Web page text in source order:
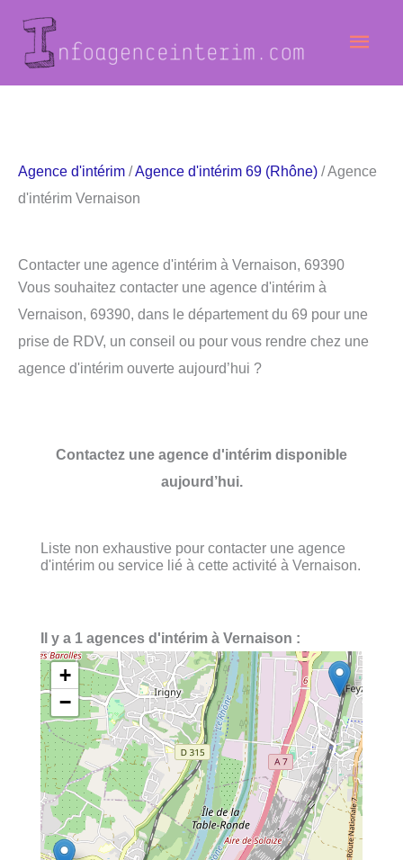
contenu
Agence d'intérim /Agence d'intérim 69 (Rhône) / Agence
d'intérim Vernaison
Contacter une agence d'intérim à Vernaison, 69390
Vous souhaitez contacter une agence d'intérim à
Vernaison, 69390, dans le département du 69 pour une
prise de RDV, un conseil ou pour vous rendre chez une
agence d'intérim ouverte aujourd’hui ?
Contactez une agence d'intérim disponible
aujourd’hui.
Liste non exhaustive pour contacter une agence
d'intérim ou service lié à cette activité à Vernaison.
Il y a 1 agences d'intérim à Vernaison :
+
−